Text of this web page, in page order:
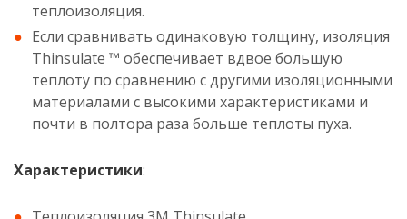
теплоизоляция.
Если сравнивать одинаковую толщину, изоляция
Thinsulate ™ обеспечивает вдвое большую
теплоту по сравнению с другими изоляционными
материалами с высокими характеристиками и
почти в полтора раза больше теплоты пуха.
Характеристики: